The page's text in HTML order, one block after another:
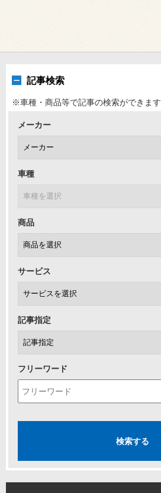
記事検索
※車種・商品等で記事の検索ができます
メーカー
車種
商品
サービス
記事指定
フリーワード